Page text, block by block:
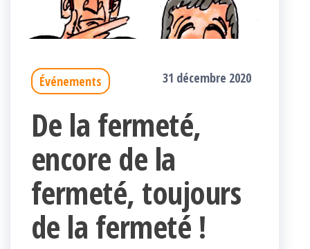
Événements 31 décembre 2020
De la fermeté,
encore de la
fermeté, toujours
de la fermeté !